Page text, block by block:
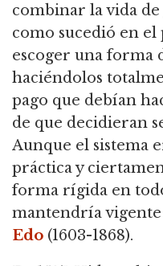
combinar la vida
como sucedió en el
escoger una forma
haciéndolos
pago que debían
de que decidieran
Aunque el sistema
práctica y
forma rígida en
mantendría
Edo (1603-1868).